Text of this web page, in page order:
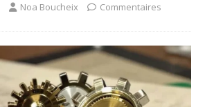
Noa Boucheix
Commentaires